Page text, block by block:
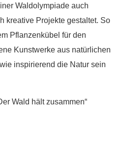
Waldolympiade auch
kreative Projekte gestaltet. So
Pflanzenkübel für den
Kunstwerke aus natürlichen
inspirierend die Natur sein
Wald hält zusammen“